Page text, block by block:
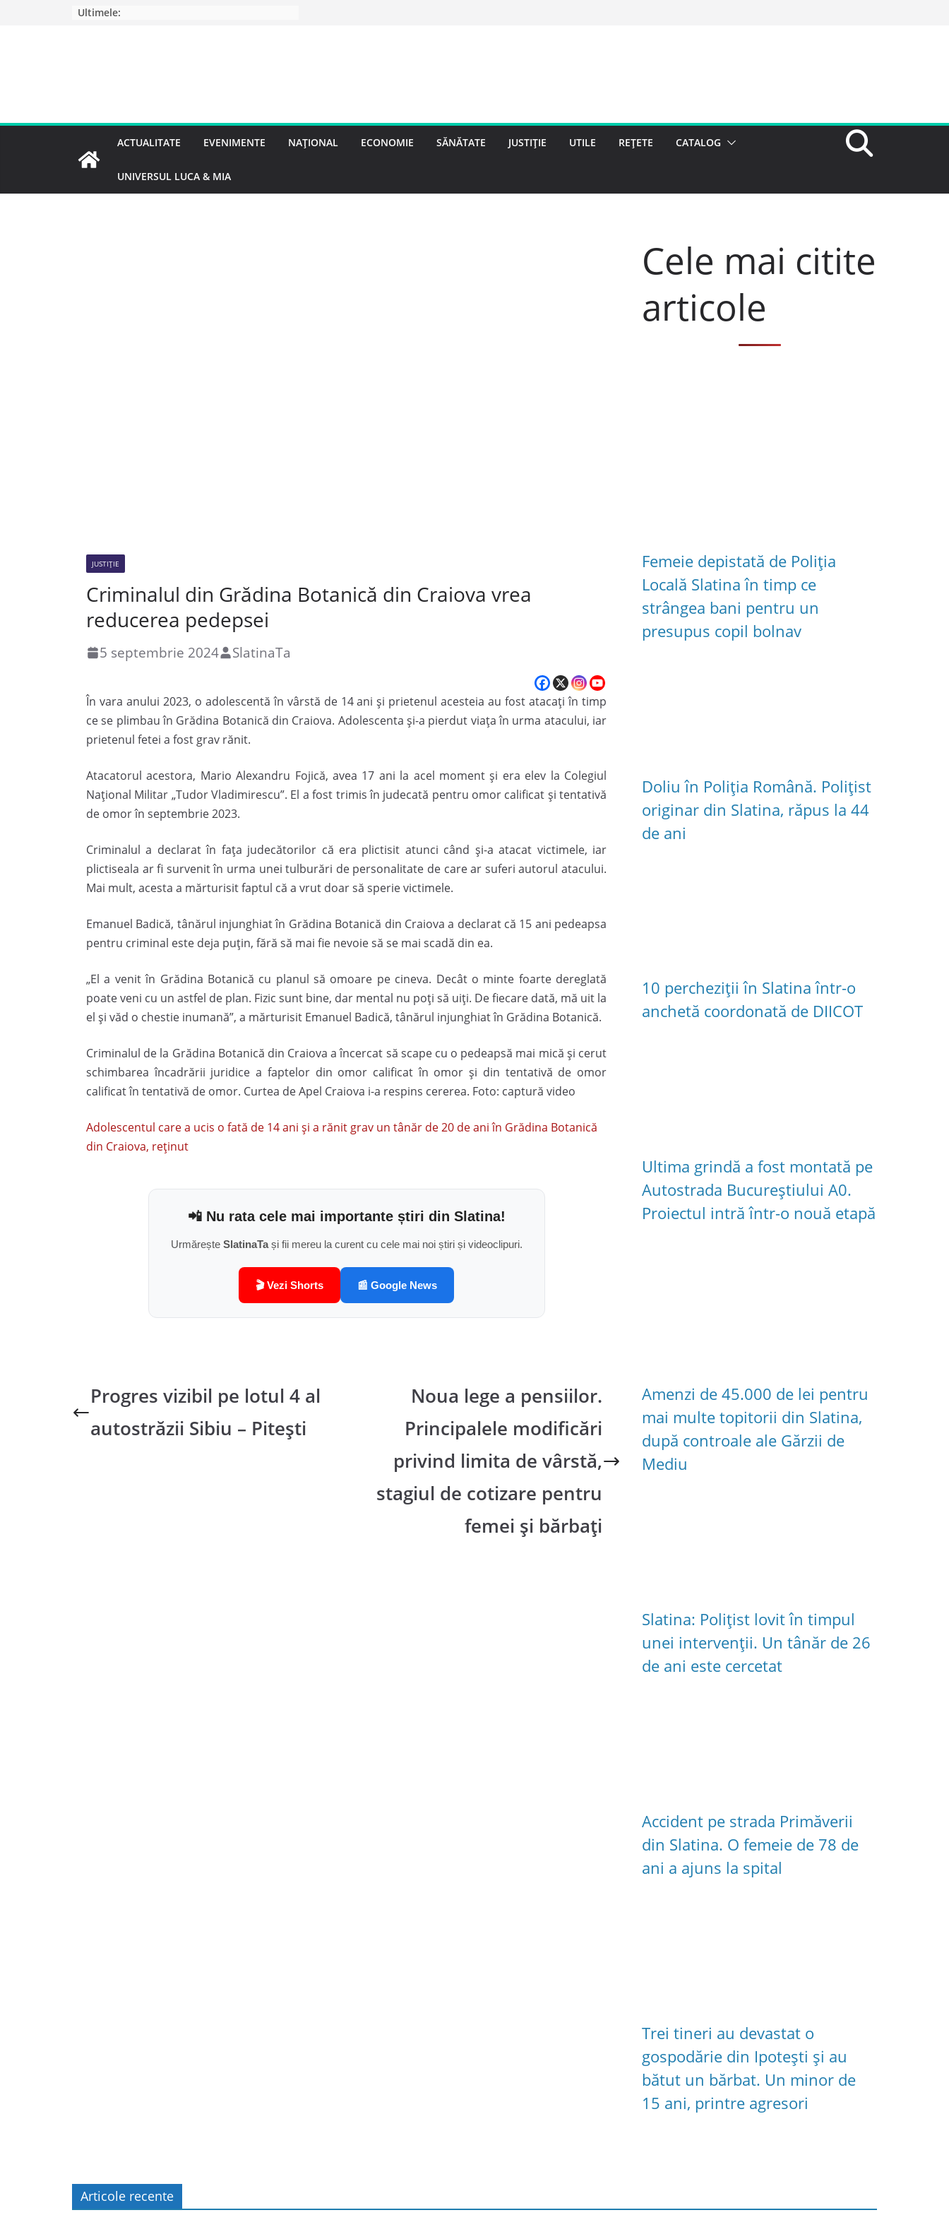
Ultimele:
ACTUALITATE EVENIMENTE NAȚIONAL ECONOMIE SĂNĂTATE JUSTIȚIE UTILE REȚETE CATALOG
UNIVERSUL LUCA & MIA
JUSTIȚIE
Criminalul din Grădina Botanică din Craiova vrea
reducerea pedepsei
5 septembrie 2024 SlatinaTa
În vara anului 2023, o adolescentă în vârstă de 14 ani şi prietenul acesteia au fost atacați în timp
ce se plimbau în Grădina Botanică din Craiova. Adolescenta și-a pierdut viața în urma atacului, iar
prietenul fetei a fost grav rănit.
Atacatorul acestora, Mario Alexandru Fojică, avea 17 ani la acel moment şi era elev la Colegiul
Naţional Militar „Tudor Vladimirescu”. El a fost trimis în judecată pentru omor calificat și tentativă
de omor în septembrie 2023.
Criminalul a declarat în fața judecătorilor că era plictisit atunci când și-a atacat victimele, iar
plictiseala ar fi survenit în urma unei tulburări de personalitate de care ar suferi autorul atacului.
Mai mult, acesta a mărturisit faptul că a vrut doar să sperie victimele.
Emanuel Badică, tânărul injunghiat în Grădina Botanică din Craiova a declarat că 15 ani pedeapsa
pentru criminal este deja puțin, fără să mai fie nevoie să se mai scadă din ea.
„El a venit în Grădina Botanică cu planul să omoare pe cineva. Decât o minte foarte dereglată
poate veni cu un astfel de plan. Fizic sunt bine, dar mental nu poți să uiți. De fiecare dată, mă uit la
el și văd o chestie inumană”, a mărturisit Emanuel Badică, tânărul injunghiat în Grădina Botanică.
Criminalul de la Grădina Botanică din Craiova a încercat să scape cu o pedeapsă mai mică și cerut
schimbarea încadrării juridice a faptelor din omor calificat în omor și din tentativă de omor
calificat în tentativă de omor. Curtea de Apel Craiova i-a respins cererea. Foto: captură video
Adolescentul care a ucis o fată de 14 ani și a rănit grav un tânăr de 20 de ani în Grădina Botanică
din Craiova, reținut
📲 Nu rata cele mai importante știri din Slatina!
Urmărește SlatinaTași fii mereu la curent cu cele mai noi știri și videoclipuri.
🎬 Vezi Shorts 📰 Google News
Progres vizibil pe lotul 4 al
autostrăzii Sibiu – Pitești
Noua lege a pensiilor.
Principalele modificări
privind limita de vârstă,
stagiul de cotizare pentru
femei și bărbați
Cele mai citite
articole
Femeie depistată de Poliția
Locală Slatina în timp ce
strângea bani pentru un
presupus copil bolnav
Doliu în Poliția Română. Polițist
originar din Slatina, răpus la 44
de ani
10 percheziții în Slatina într-o
anchetă coordonată de DIICOT
Ultima grindă a fost montată pe
Autostrada Bucureștiului A0.
Proiectul intră într-o nouă etapă
Amenzi de 45.000 de lei pentru
mai multe topitorii din Slatina,
după controale ale Gărzii de
Mediu
Slatina: Polițist lovit în timpul
unei intervenții. Un tânăr de 26
de ani este cercetat
Accident pe strada Primăverii
din Slatina. O femeie de 78 de
ani a ajuns la spital
Trei tineri au devastat o
gospodărie din Ipotești și au
bătut un bărbat. Un minor de
15 ani, printre agresori
Articole recente